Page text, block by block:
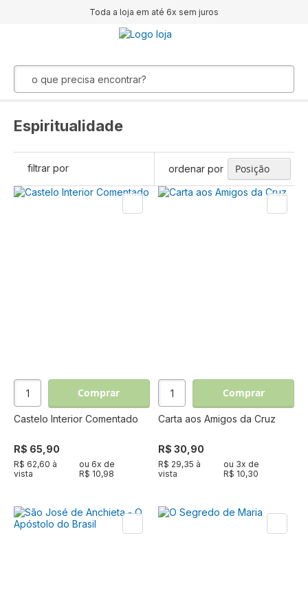
Toda a loja em até 6x sem juros
Espiritualidade
ordenar por
Comprar
Castelo Interior Comentado
R$ 65,90
R$ 62,60 à
vista
ou 6x de
R$ 10,98
Comprar
Carta aos Amigos da Cruz
R$ 30,90
R$ 29,35 à
vista
ou 3x de
R$ 10,30
filtrar por